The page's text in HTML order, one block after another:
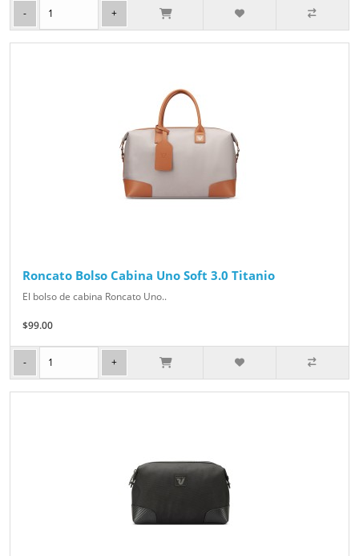
Roncato Bolso Cabina Uno Soft 3.0 Titanio
El bolso de cabina Roncato Uno..
$99.00